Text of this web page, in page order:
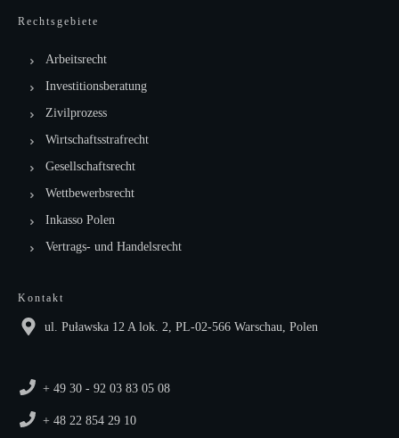
Rechtsgebiete
Arbeitsrecht
Investitionsberatung
Zivilprozess
Wirtschaftsstrafrecht
Gesellschaftsrecht
Wettbewerbsrecht
Inkasso Polen
Vertrags- und Handelsrecht
Kontakt
ul. Puławska 12 A lok. 2, PL-02-566 Warschau, Polen
+ 49 30 - 92 03 83 05 08
+ 48 22 854 29 10